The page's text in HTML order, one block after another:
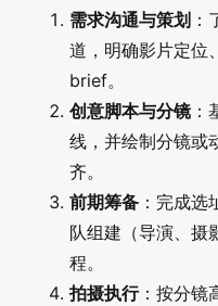
需求沟通与策划
道，明确影片定位
brief。
创意脚本与分镜
线，并绘制分镜或
齐。
前期筹备 ：完成
队组建（导演、摄
程。
拍摄执行：按分镜